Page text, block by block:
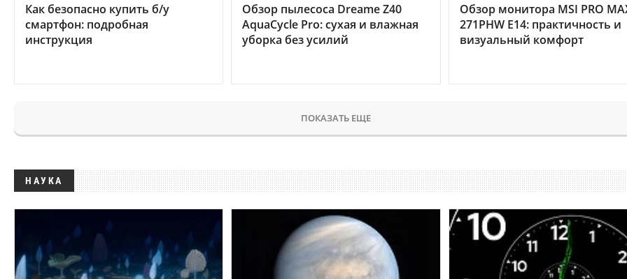
Как безопасно купить б/у
смартфон: подробная
инструкция
Обзор пылесоса Dreame Z40
AquaCycle Pro: сухая и влажная
уборка без усилий
Обзор монитора MSI PRO
271PHW E14: практичность и
визуальный комфорт
ПОКАЗАТЬ ЕЩЕ
НАУКА